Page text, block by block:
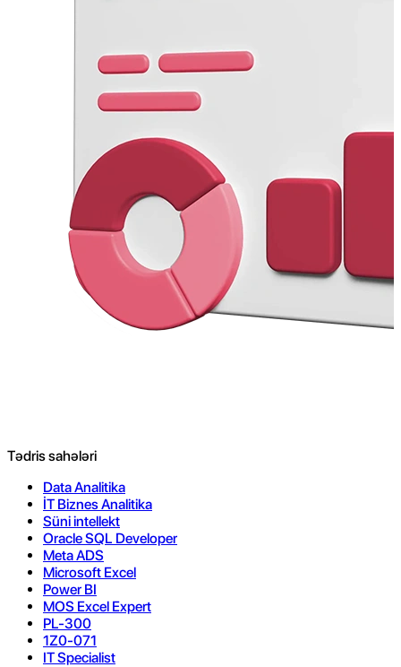
Tədris sahələri
Data Analitika
İT Biznes Analitika
Süni intellekt
Oracle SQL Developer
Meta ADS
Microsoft Excel
Power BI
MOS Excel Expert
PL-300
1Z0-071
IT Specialist